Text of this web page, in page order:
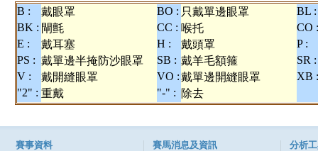
B : 戴眼罩 BO : 只戴單邊眼罩
BL :
BK : 閘氈 CC : 喉托
CO :
E :
戴耳塞 H : 戴頭罩
P :
PS : 戴單邊半掩防沙眼罩 SB : 戴羊毛額箍
SR :
V :
戴開縫眼罩 VO :戴單邊開縫眼罩
XB :
"2" : 重戴 "-" : 除去
賽事資料 賽馬消息及資訊 分析